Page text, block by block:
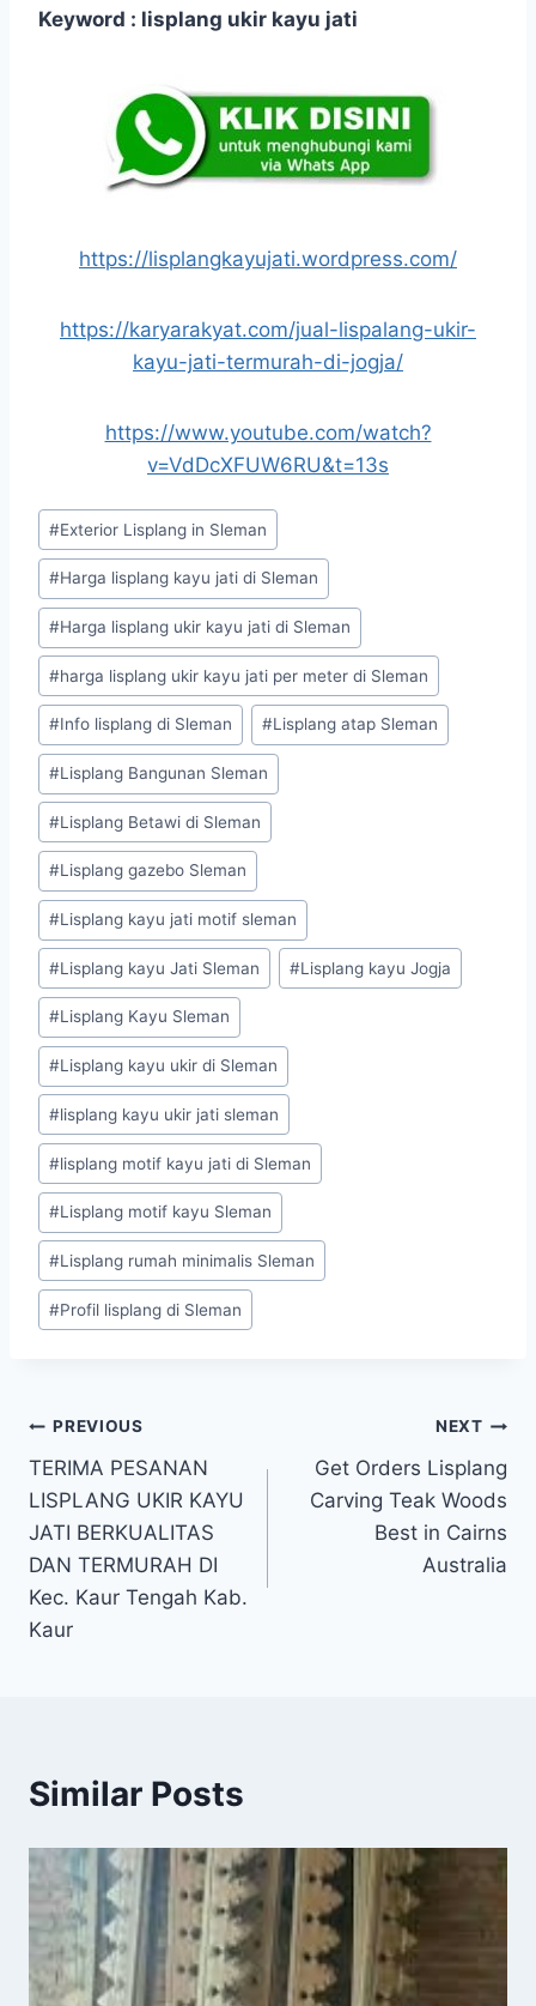
Keyword : lisplang ukir kayu jati
https://lisplangkayujati.wordpress.com/
https://karyarakyat.com/jual-lispalang-ukir-
kayu-jati-termurah-di-jogja/
https://www.youtube.com/watch?
v=VdDcXFUW6RU&t=13s
#Exterior Lisplang in Sleman
#Harga lisplang kayu jati di Sleman
#Harga lisplang ukir kayu jati di Sleman
#harga lisplang ukir kayu jati per meter di Sleman
#Info lisplang di Sleman #Lisplang atap Sleman
#Lisplang Bangunan Sleman
#Lisplang Betawi di Sleman
#Lisplang gazebo Sleman
#Lisplang kayu jati motif sleman
#Lisplang kayu Jati Sleman #Lisplang kayu Jogja
#Lisplang Kayu Sleman
#Lisplang kayu ukir di Sleman
#lisplang kayu ukir jati sleman
#lisplang motif kayu jati di Sleman
#Lisplang motif kayu Sleman
#Lisplang rumah minimalis Sleman
#Profil lisplang di Sleman
PREVIOUS
TERIMA PESANAN
LISPLANG UKIR KAYU
JATI BERKUALITAS
DAN TERMURAH DI
Kec. Kaur Tengah Kab.
Kaur
NEXT
Get Orders Lisplang
Carving Teak Woods
Best in Cairns
Australia
Similar Posts